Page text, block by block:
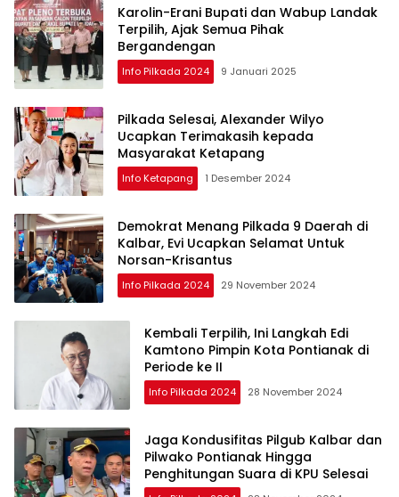
Karolin-Erani Bupati dan Wabup Landak
Terpilih, Ajak Semua Pihak
Bergandengan
Info Pilkada 2024 9 Januari 2025
Pilkada Selesai, Alexander Wilyo
Ucapkan Terimakasih kepada
Masyarakat Ketapang
Info Ketapang 1 Desember 2024
Demokrat Menang Pilkada 9 Daerah di
Kalbar, Evi Ucapkan Selamat Untuk
Norsan-Krisantus
Info Pilkada 2024 29 November 2024
Kembali Terpilih, Ini Langkah Edi
Kamtono Pimpin Kota Pontianak di
Periode ke II
Info Pilkada 2024 28 November 2024
Jaga Kondusifitas Pilgub Kalbar dan
Pilwako Pontianak Hingga
Penghitungan Suara di KPU Selesai